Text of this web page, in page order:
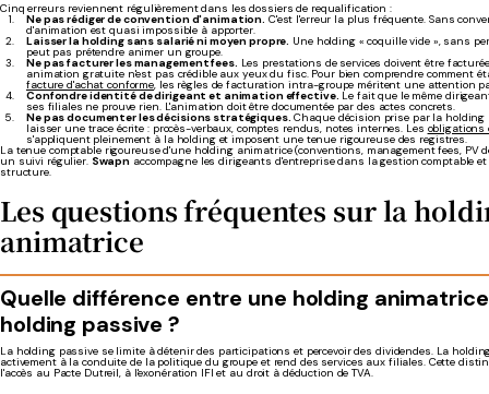
Cinq erreurs reviennent régulièrement dans les dossiers de requalification :
Ne pas rédiger de convention d'animation. C'est l'erreur la plus fréquente. Sans
d'animation est quasi impossible à apporter.
Laisser la holding sans salarié ni moyen propre. Une holding « coquille vide », sans
peut pas prétendre animer un groupe.
Ne pas facturer les management fees. Les prestations de services doivent être
animation gratuite n'est pas crédible aux yeux du fisc. Pour bien comprendre comment
facture d'achat conforme, les règles de facturation intra-groupe méritent une attention
Confondre identité de dirigeant et animation effective. Le fait que le même
ses filiales ne prouve rien. L'animation doit être documentée par des actes concrets.
Ne pas documenter les décisions stratégiques. Chaque décision prise par la holding
laisser une trace écrite : procès-verbaux, comptes rendus, notes internes. Les obligations
s'appliquent pleinement à la holding et imposent une tenue rigoureuse des registres.
La tenue comptable rigoureuse d'une holding animatrice (conventions, management fees, PV
un suivi régulier. Swapn accompagne les dirigeants d'entreprise dans la gestion comptable
structure.
Les questions fréquentes sur la
animatrice
Quelle différence entre une holding
holding passive ?
La holding passive se limite à détenir des participations et percevoir des dividendes. La
activement à la conduite de la politique du groupe et rend des services aux filiales. Cette
l'accès au Pacte Dutreil, à l'exonération IFI et au droit à déduction de TVA.